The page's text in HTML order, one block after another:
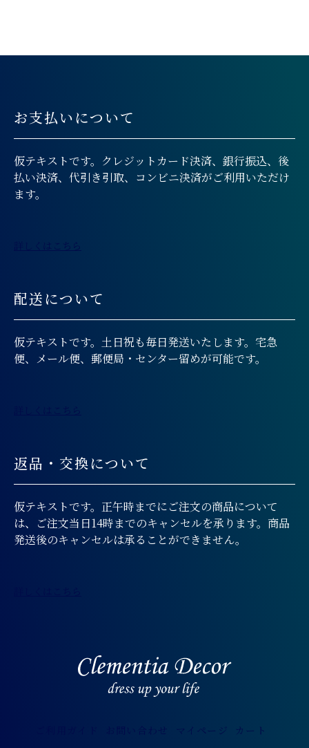
お支払いについて
仮テキストです。クレジットカード決済、銀行振込、後
払い決済、代引き引取、コンビニ決済がご利用いただけ
ます。
詳しくはこちら
配送について
仮テキストです。土日祝も毎日発送いたします。宅急
便、メール便、郵便局・センター留めが可能です。
返品・交換について
仮テキストです。正午時までにご注文の商品について
は、ご注文当日14時までのキャンセルを承ります。商品
発送後のキャンセルは承ることができません。
お問い合わせ マイページ
カート